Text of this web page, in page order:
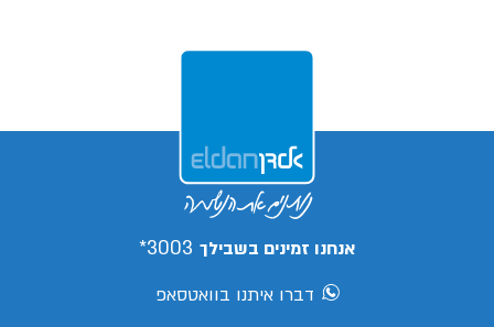
אנחנו זמינים בשבילך 3003*
דברו איתנו בוואטסאפ